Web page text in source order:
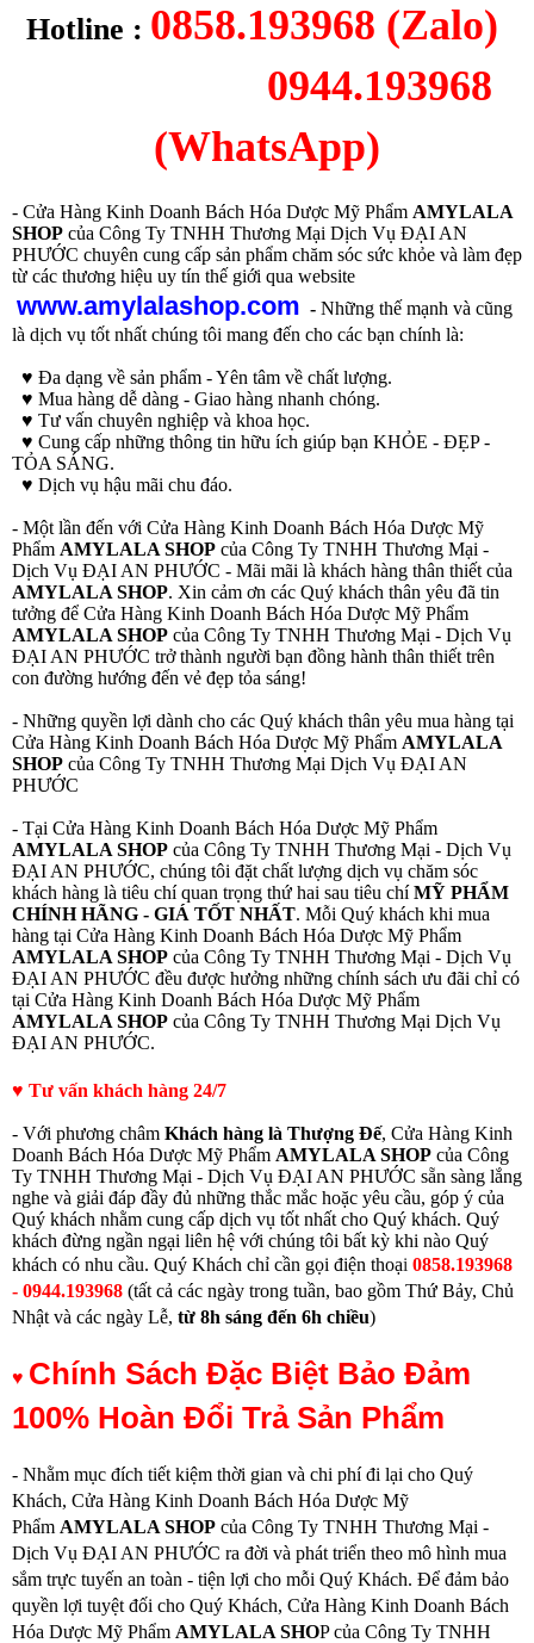
Hotline : 0858.193968 (Zalo)
0944.193968
(WhatsApp)
- Cửa Hàng Kinh Doanh Bách Hóa Dược Mỹ Phẩm AMYLALA
SHOP của Công Ty TNHH Thương Mại Dịch Vụ ĐẠI AN
PHƯỚC chuyên cung cấp sản phẩm chăm sóc sức khỏe và làm đẹp
từ các thương hiệu uy tín thế giới qua website
www.amylalashop.com - Những thế mạnh và cũng
là dịch vụ tốt nhất chúng tôi mang đến cho các bạn chính là:
♥ Đa dạng về sản phẩm - Yên tâm về chất lượng.
♥ Mua hàng dễ dàng - Giao hàng nhanh chóng.
♥ Tư vấn chuyên nghiệp và khoa học.
♥ Cung cấp những thông tin hữu ích giúp bạn KHỎE - ĐẸP -
TỎA SÁNG.
♥ Dịch vụ hậu mãi chu đáo.
- Một lần đến với Cửa Hàng Kinh Doanh Bách Hóa Dược Mỹ
Phẩm AMYLALA SHOP của Công Ty TNHH Thương Mại -
Dịch Vụ ĐẠI AN PHƯỚC - Mãi mãi là khách hàng thân thiết của
AMYLALA SHOP. Xin cảm ơn các Quý khách thân yêu đã tin
tưởng để Cửa Hàng Kinh Doanh Bách Hóa Dược Mỹ Phẩm
AMYLALA SHOP của Công Ty TNHH Thương Mại - Dịch Vụ
ĐẠI AN PHƯỚC trở thành người bạn đồng hành thân thiết trên
con đường hướng đến vẻ đẹp tỏa sáng!
- Những quyền lợi dành cho các Quý khách thân yêu mua hàng tại
Cửa Hàng Kinh Doanh Bách Hóa Dược Mỹ Phẩm AMYLALA
SHOP của Công Ty TNHH Thương Mại Dịch Vụ ĐẠI AN
PHƯỚC
- Tại Cửa Hàng Kinh Doanh Bách Hóa Dược Mỹ Phẩm
AMYLALA SHOP của Công Ty TNHH Thương Mại - Dịch Vụ
ĐẠI AN PHƯỚC, chúng tôi đặt chất lượng dịch vụ chăm sóc
khách hàng là tiêu chí quan trọng thứ hai sau tiêu chíMỸ PHẨM
CHÍNH HÃNG - GIÁ TỐT NHẤT. Mỗi Quý khách khi mua
hàng tại Cửa Hàng Kinh Doanh Bách Hóa Dược Mỹ Phẩm
AMYLALA SHOP của Công Ty TNHH Thương Mại - Dịch Vụ
ĐẠI AN PHƯỚC đều được hưởng những chính sách ưu đãi chỉ có
tại Cửa Hàng Kinh Doanh Bách Hóa Dược Mỹ Phẩm
AMYLALA SHOP của Công Ty TNHH Thương Mại Dịch Vụ
ĐẠI AN PHƯỚC.
♥ Tư vấn khách hàng 24/7
- Với phương châm Khách hàng là Thượng Đế, Cửa Hàng Kinh
Doanh Bách Hóa Dược Mỹ Phẩm AMYLALA SHOP của Công
Ty TNHH Thương Mại - Dịch Vụ ĐẠI AN PHƯỚC sẵn sàng lắng
nghe và giải đáp đầy đủ những thắc mắc hoặc yêu cầu, góp ý của
Quý khách nhằm cung cấp dịch vụ tốt nhất cho Quý khách. Quý
khách đừng ngần ngại liên hệ với chúng tôi bất kỳ khi nào Quý
khách có nhu cầu. Quý Khách chỉ cần gọi điện thoại 0858.193968
- 0944.193968 (tất cả các ngày trong tuần, bao gồm Thứ Bảy, Chủ
Nhật và các ngày Lễ, từ 8h sáng đến 6h chiều)
♥ Chính Sách Đặc Biệt Bảo Đảm
100% Hoàn Đổi Trả Sản Phẩm
- Nhằm mục đích tiết kiệm thời gian và chi phí đi lại cho Quý
Khách, Cửa Hàng Kinh Doanh Bách Hóa Dược Mỹ
Phẩm AMYLALA SHOP của Công Ty TNHH Thương Mại -
Dịch Vụ ĐẠI AN PHƯỚC ra đời và phát triển theo mô hình mua
sắm trực tuyến an toàn - tiện lợi cho mỗi Quý Khách. Để đảm bảo
quyền lợi tuyệt đối cho Quý Khách, Cửa Hàng Kinh Doanh Bách
Hóa Dược Mỹ Phẩm AMYLALA SHOP của Công Ty TNHH